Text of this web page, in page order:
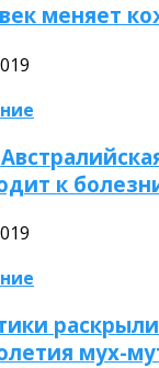
меняет
к
мух-